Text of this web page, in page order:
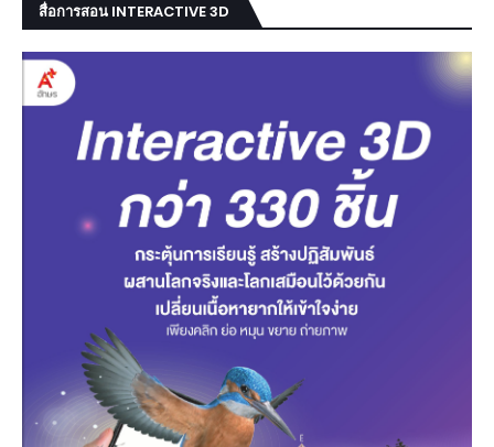
สื่อการสอน INTERACTIVE 3D